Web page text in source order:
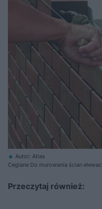
Autor: Atlas
Ceglane Do murowania ścian
(wysoleń), efektownie zaprojektowane i
o charakterze budynku
Przeczytaj również: